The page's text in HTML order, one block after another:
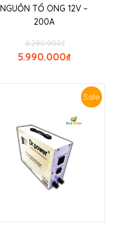
NGUỒN TỔ ONG 12V –
200A
₫
6.290.000
₫
5.990.000
Sale